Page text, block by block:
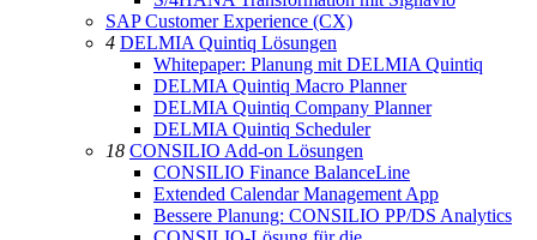
SAP Customer Experience (CX)
4 DELMIA Quintiq Lösungen
Whitepaper: Planung mit DELMIA Quintiq
DELMIA Quintiq Macro Planner
DELMIA Quintiq Company Planner
DELMIA Quintiq Scheduler
18 CONSILIO Add-on Lösungen
CONSILIO Finance BalanceLine
Extended Calendar Management App
Bessere Planung: CONSILIO PP/DS Analytics